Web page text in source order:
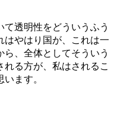
透明性をどういうふう
やはり国が、これは一
、全体としてそういう
る方が、私はされるこ
ます。